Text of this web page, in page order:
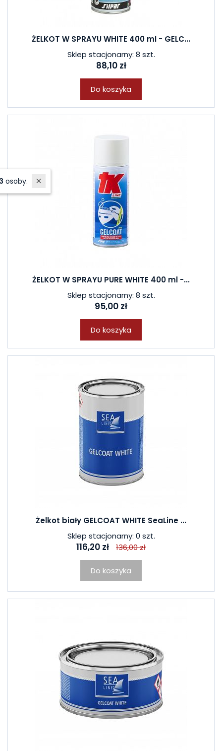
ŻELKOT W SPRAYU WHITE 400 ml - GELC...
Sklep stacjonarny: 8 szt.
88,10 zł
Do koszyka
ŻELKOT W SPRAYU PURE WHITE 400 ml -...
Sklep stacjonarny: 8 szt.
95,00 zł
Do koszyka
Żelkot biały GELCOAT WHITE SeaLine ...
Sklep stacjonarny: 0 szt.
116,20 zł 136,00 zł
Do koszyka
W ostatnich 7 dniach produktem interesują się